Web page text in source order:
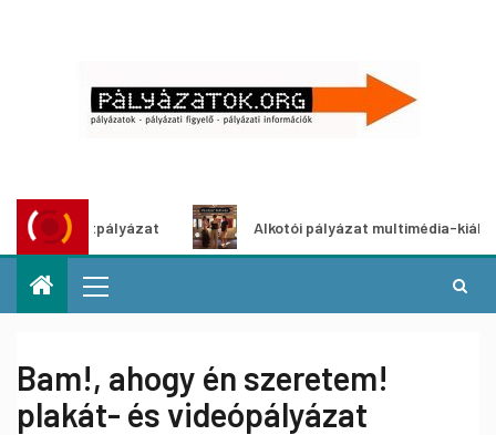
Alkotói pályázat multimédia-kiállításhoz
Bam!, ahogy én szeretem!
plakát- és videópályázat